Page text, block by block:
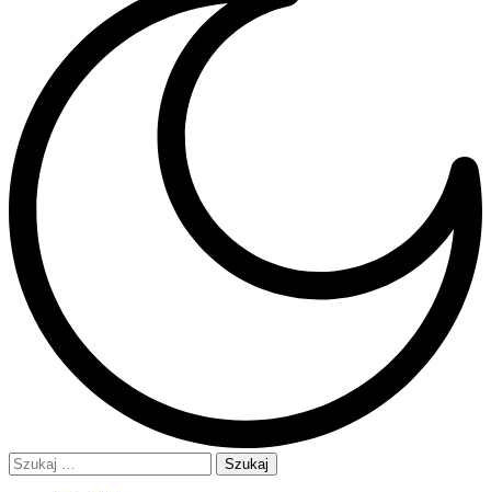
Szukaj: